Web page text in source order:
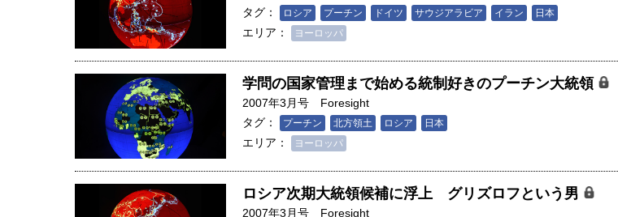
タグ：
ロシア プーチン ドイツ サウジアラビア イラン 日本
エリア： ヨーロッパ
学問の国家管理まで始める統制好きのプーチン大統領
2007年3月号
Foresight
タグ：
プーチン 北方領土 ロシア 日本
エリア： ヨーロッパ
ロシア次期大統領候補に浮上 グリズロフという男
2007年3月号
Foresight